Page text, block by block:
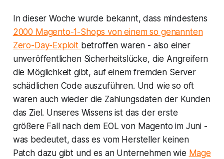
In dieser Woche wurde bekannt, dass mindestens
2000 Magento-1-Shops von einem so genannten
Zero-Day-Exploit betroffen waren - also einer
unveröffentlichen Sicherheitslücke, die Angreifern
die Möglichkeit gibt, auf einem fremden Server
schädlichen Code auszuführen. Und wie so oft
waren auch wieder die Zahlungsdaten der Kunden
das Ziel. Unseres Wissens ist das der erste
größere Fall nach dem EOL von Magento im Juni -
was bedeutet, dass es vom Hersteller keinen
Patch dazu gibt und es an Unternehmen wie Mage